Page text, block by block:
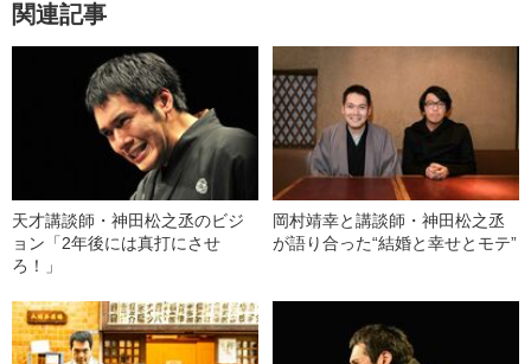
関連記事
天才講談師・神田松之丞のビジ
ョン「2年後には真打にさせ
ろ！」
岡村靖幸と講談師・神田松之丞
が語り合った“結婚と幸せとモテ”